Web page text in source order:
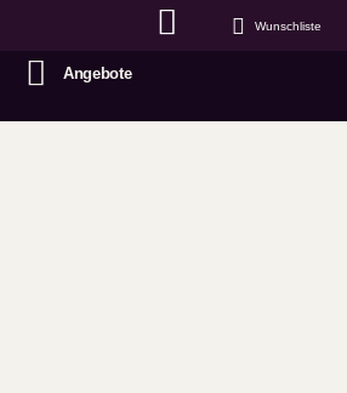
Wunschliste
Angebote